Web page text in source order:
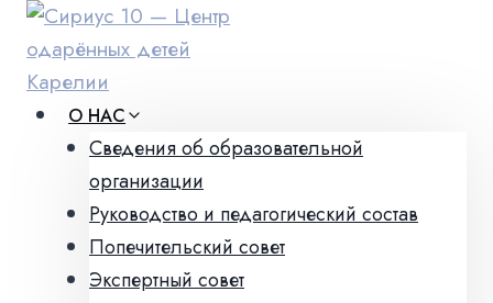
Перейти
содержимому
О НАС
Сведения об образовательной
организации
Руководство и педагогический состав
Попечительский совет
Экспертный совет